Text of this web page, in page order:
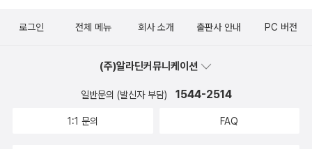
로그인 전체 메뉴 회사 소개 출판사 안내 PC 버전
(주)알라딘커뮤니케이션
일반문의 (발신자 부담) 1544-2514
1:1 문의 FAQ